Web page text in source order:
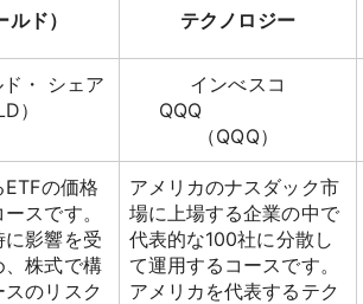
ド） テクノロジー
・ シェア
）
インべスコ
QQQ
（QQQ）
の価格
スです。
に影響を受
、株式で構
のリスク
アメリカのナスダック市
場に上場する企業の中で
代表的な100社に分散し
て運用するコースです。
アメリカを代表するテク